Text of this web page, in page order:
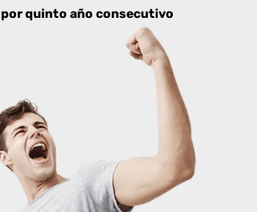
por quinto año consecutivo